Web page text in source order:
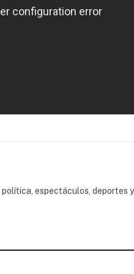
espectáculos, deportes